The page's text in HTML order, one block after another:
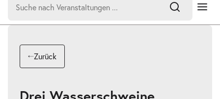
nach:
Suchtreffer:
Zurück